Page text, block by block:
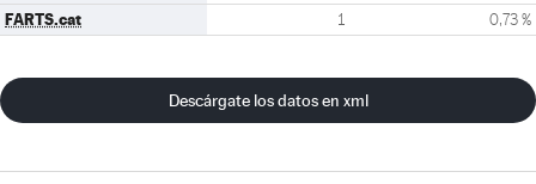
FARTS.cat 1 0,73 %
Descárgate los datos en xml